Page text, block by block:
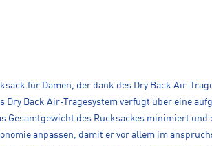
für Damen, der dank des Dry Back Air-
Dry Back Air-Tragesystem verfügt über eine
Gesamtgewicht des Rucksackes minimiert
anpassen, damit er vor allem im